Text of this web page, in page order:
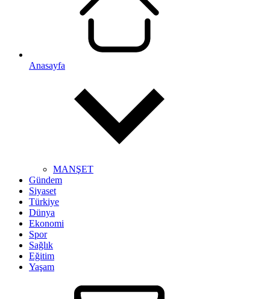
Anasayfa
MANŞET
Gündem
Siyaset
Türkiye
Dünya
Ekonomi
Spor
Sağlık
Eğitim
Yaşam